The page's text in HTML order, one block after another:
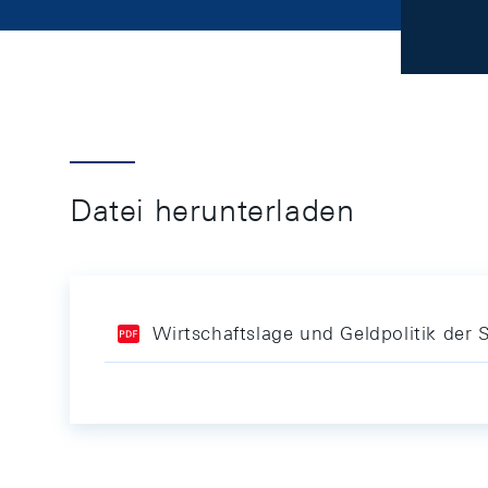
Datei herunterladen
Wirtschaftslage und Geldpolitik der